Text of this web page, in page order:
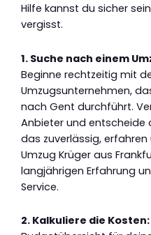
Hilfe kannst du sicher
vergisst.
1. Suche nach einem
Beginne rechtzeitig mit
Umzugsunternehmen,
nach Gent durchführt.
Anbieter und entscheide
das zuverlässig,
Umzug Krüger aus
langjährigen Erfahrung
Service.
2. Kalkuliere die Kosten: